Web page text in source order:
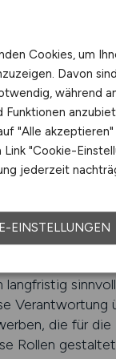
in der
und die
neue
denken und
dort,
möchten.
beruflich
dass
nicht nur die
langfristig
die für
Rollen
Cookies, um
Davon
während
Funktionen
"Alle
"Cookie-
jederzeit
EINSTELLUNGEN